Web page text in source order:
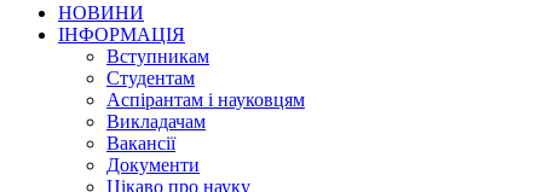
НОВИНИ
ІНФОРМАЦІЯ
Вступникам
Студентам
Аспірантам і науковцям
Викладачам
Вакансії
Документи
Цікаво про науку